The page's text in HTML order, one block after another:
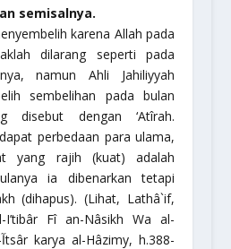
semisalnya.
karena Allah pada
dilarang seperti pada
namun Ahli Jahiliyyah
sembelihan pada bulan
disebut dengan ‘Atîrah.
perbedaan para ulama,
yang rajih (kuat) adalah
ia dibenarkan tetapi
(dihapus). (Lihat, Lathâ`if,
I’tibâr Fî an-Nâsikh Wa al-
Mansûkh Min al-آtsârkarya al-Hâzimy, h.388-